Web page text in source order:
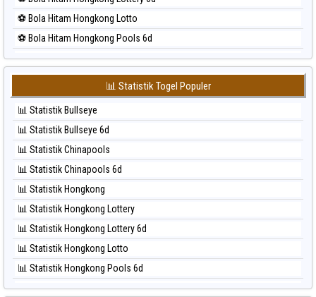
⚽ Bola Merah Singapore
⚽ Bola Merah Sydney
⚽ Bola Merah Sydney Lottery
⚽ Bola Merah Sydney Lottery 6d
⚽ Bola Merah Sydney Lotto
⚽ Bola Merah Sydney Pools 6d
⚽ Bola Merah Taipei
⚽ Bola Merah Taiwan
⚽ Bola Hitam Hongkong Lotto
⚽ Bola Hitam Hongkong Pools 6d
⚽ Bola Hitam Japan
⚽ Bola Hitam Japan 6d
⚽ Bola Hitam Korea
⚽ Bola Hitam Kuda Lari
⚽ Bola Hitam Magnum Cambodia
⚽ Bola Hitam Nagoya
⚽ Bola Hitam North Carolina Day
⚽ Bola Hitam Pcso
⚽ Bola Hitam Sao Paulo
⚽ Bola Hitam Singapore
⚽ Bola Hitam Sydney
⚽ Bola Hitam Sydney Lottery
⚽ Bola Hitam Sydney Lottery 6d
📊 Statistik Togel Populer
📊 Statistik Bullseye
📊 Statistik Bullseye 6d
📊 Statistik Chinapools
📊 Statistik Chinapools 6d
📊 Statistik Hongkong
📊 Statistik Hongkong Lottery
📊 Statistik Hongkong Lottery 6d
📊 Statistik Hongkong Lotto
📊 Statistik Hongkong Pools 6d
📊 Statistik Japan